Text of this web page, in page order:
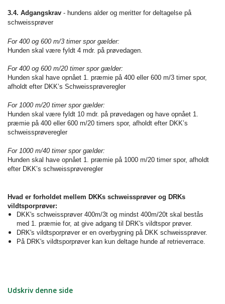
3.4. Adgangskrav - hundens alder og meritter for deltagelse på
schweissprøver
For 400 og 600 m/3 timer spor gælder:
Hunden skal være fyldt 4 mdr. på prøvedagen.
For 400 og 600 m/20 timer spor gælder:
Hunden skal have opnået 1. præmie på 400 eller 600 m/3 timer spor,
afholdt efter DKK’s Schweissprøveregler
For 1000 m/20 timer spor gælder:
Hunden skal være fyldt 10 mdr. på prøvedagen og have opnået 1.
præmie på 400 eller 600 m/20 timers spor, afholdt efter DKK’s
schweissprøveregler
For 1000 m/40 timer spor gælder:
Hunden skal have opnået 1. præmie på 1000 m/20 timer spor, afholdt
efter DKK’s schweissprøveregler
Hvad er forholdet mellem DKKs schweissprøver og DRKs
vildtsporprøver:
DKK's schweissprøver 400m/3t og mindst 400m/20t skal bestås
med 1. præmie for, at give adgang til DRK's vildtspor prøver.
DRK's vildtsporprøver er en overbygning på DKK schweissprøver.
På DRK's vildtsporprøver kan kun deltage hunde af retrieverrace.
Udskriv denne side